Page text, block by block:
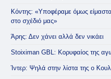
Κόντης: «Υποφέραμε όμως
στο σχέδιό μας»
Άρης: Δεν χάνει αλλά δεν νικάει
Stoiximan GBL: Κορυφαίος της
Ίντερ: Ψηλά στην λίστα της ο